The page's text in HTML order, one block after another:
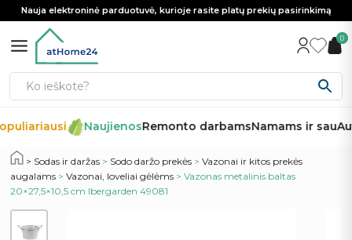
Nauja elektroninė parduotuvė, kurioje rasite platų prekių pasirinkimą
0
NaujienosRemonto darbamsNamams ir sau
Sodas ir daržas > Sodo daržo prekės >Vazonai ir kitos prekės
augalams >Vazonai, loveliai gėlėms > Vazonas metalinis baltas
20×27,5×10,5 cm Ibergarden 49081